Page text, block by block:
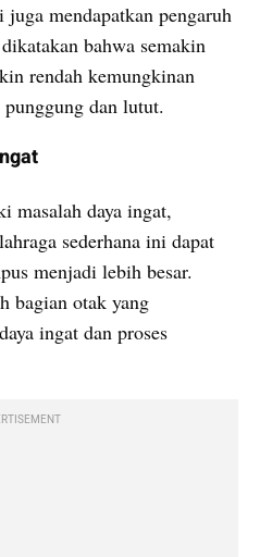
mendapatkan pengaruh
bahwa semakin
rendah kemungkinan
dan lutut.
masalah daya ingat,
sederhana ini dapat
menjadi lebih besar.
bagian otak yang
ingat dan proses